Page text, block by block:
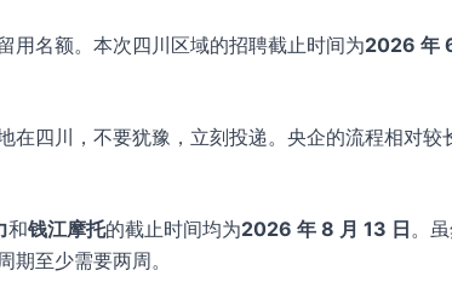
用名额。本次四川区域的招聘截止时间为2026 年
四川，不要犹豫，立刻投递。央企的流程相对较
和钱江摩托的截止时间均为2026 年 8 月 13 日。
至少需要两周。